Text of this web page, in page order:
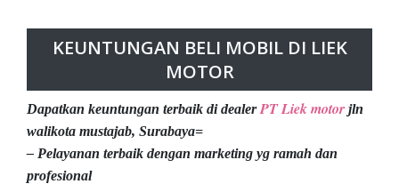
KEUNTUNGAN BELI MOBIL DI LIEK
MOTOR
Dapatkan keuntungan terbaik di dealerPT Liek motor jln
walikota mustajab, Surabaya=
– Pelayanan terbaik dengan marketing yg ramah dan
profesional